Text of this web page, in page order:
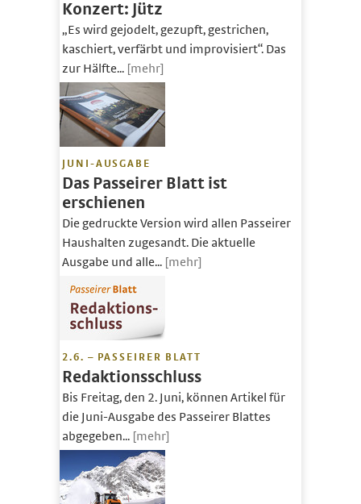
Konzert: Jütz
„Es wird gejodelt, gezupft, gestrichen,
kaschiert, verfärbt und improvisiert“. Das
zur Hälfte... [mehr]
JUNI-AUSGABE
Das Passeirer Blatt ist
erschienen
Die gedruckte Version wird allen Passeirer
Haushalten zugesandt. Die aktuelle
Ausgabe und alle... [mehr]
2.6. – PASSEIRER BLATT
Redaktionsschluss
Bis Freitag, den 2. Juni, können Artikel für
die Juni-Ausgabe des Passeirer Blattes
abgegeben... [mehr]